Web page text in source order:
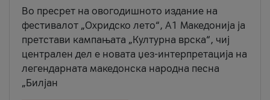
Во пресрет на овогодишното издание на
фестивалот „Охридско лето“, А1 Македонија ја
претстави кампањата „Културна врска“, чиј
централен дел е новата џез-интерпретација на
легендарната македонска народна песна
„Билјан